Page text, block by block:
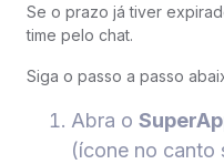
Se o prazo já tiver
time pelo chat.
Siga o passo a passo
Abra o
(ícone no canto